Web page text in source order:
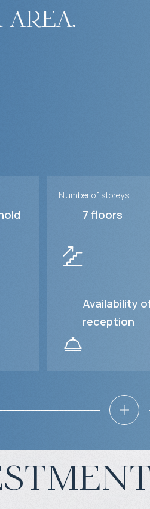
Number of storeys
7 floors
Availability
reception